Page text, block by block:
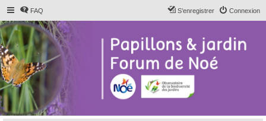
FAQ Connexion
S’enregistrer